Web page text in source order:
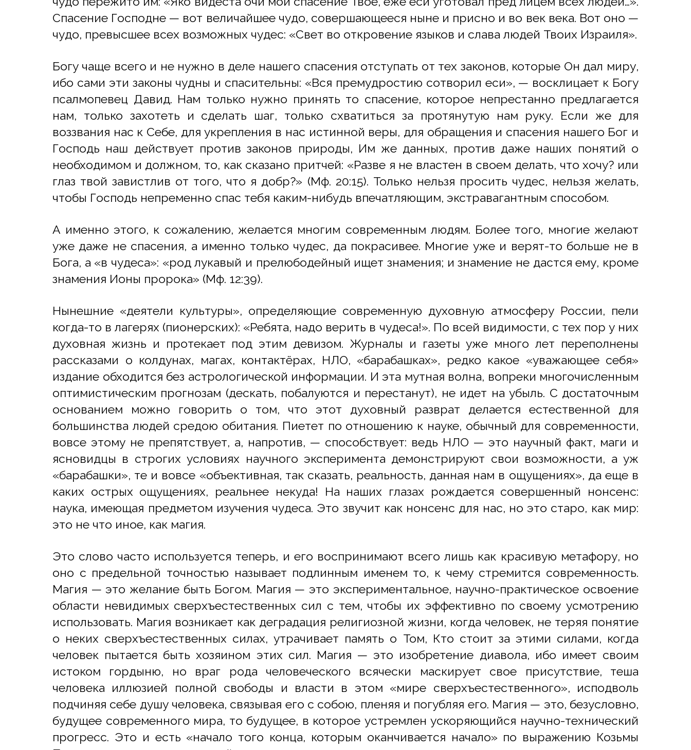
Спасение Господне — вот величайшее чудо, совершающееся ныне и присно и во век века. Вот оно —
чудо, превысшее всех возможных чудес: «Свет во откровение языков и слава людей Твоих Израиля».
Богу чаще всего и не нужно в деле нашего спасения отступать от тех законов, которые Он дал миру,
ибо сами эти законы чудны и спасительны: «Вся премудростию сотворил еси», — восклицает к Богу
псалмопевец Давид. Нам только нужно принять то спасение, которое непрестанно предлагается
нам, только захотеть и сделать шаг, только схватиться за протянутую нам руку. Если же для
воззвания нас к Себе, для укрепления в нас истинной веры, для обращения и спасения нашего Бог и
Господь наш действует против законов природы, Им же данных, против даже наших понятий о
необходимом и должном, то, как сказано притчей: «Разве я не властен в своем делать, что хочу? или
глаз твой завистлив от того, что я добр?» (Мф. 20:15). Только нельзя просить чудес, нельзя желать,
чтобы Господь непременно спас тебя каким-нибудь впечатляющим, экстравагантным способом.
А именно этого, к сожалению, желается многим современным людям. Более того, многие желают
уже даже не спасения, а именно только чудес, да покрасивее. Многие уже и верят-то больше не в
Бога, а «в чудеса»: «род лукавый и прелюбодейный ищет знамения; и знамение не дастся ему, кроме
знамения Ионы пророка» (Мф. 12:39).
Нынешние «деятели культуры», определяющие современную духовную атмосферу России, пели
когда-то в лагерях (пионерских): «Ребята, надо верить в чудеса!». По всей видимости, с тех пор у них
духовная жизнь и протекает под этим девизом. Журналы и газеты уже много лет переполнены
рассказами о колдунах, магах, контактёрах, НЛО, «барабашках», редко какое «уважающее себя»
издание обходится без астрологической информации. И эта мутная волна, вопреки многочисленным
оптимистическим прогнозам (дескать, побалуются и перестанут), не идет на убыль. С достаточным
основанием можно говорить о том, что этот духовный разврат делается естественной для
большинства людей средою обитания. Пиетет по отношению к науке, обычный для современности,
вовсе этому не препятствует, а, напротив, — способствует: ведь НЛО — это научный факт, маги и
ясновидцы в строгих условиях научного эксперимента демонстрируют свои возможности, а уж
«барабашки», те и вовсе «объективная, так сказать, реальность, данная нам в ощущениях», да еще в
каких острых ощущениях, реальнее некуда! На наших глазах рождается совершенный нонсенс:
наука, имеющая предметом изучения чудеса. Это звучит как нонсенс для нас, но это старо, как мир:
это не что иное, как магия.
Это слово часто используется теперь, и его воспринимают всего лишь как красивую метафору, но
оно с предельной точностью называет подлинным именем то, к чему стремится современность.
Магия — это желание быть Богом. Магия — это экспериментальное, научно-практическое освоение
области невидимых сверхъестественных сил с тем, чтобы их эффективно по своему усмотрению
использовать. Магия возникает как деградация религиозной жизни, когда человек, не теряя понятие
о неких сверхъестественных силах, утрачивает память о Том, Кто стоит за этими силами, когда
человек пытается быть хозяином этих сил. Магия — это изобретение диавола, ибо имеет своим
истоком гордыню, но враг рода человеческого всячески маскирует свое присутствие, теша
человека иллюзией полной свободы и власти в этом «мире сверхъестественного», исподволь
подчиняя себе душу человека, связывая его с собою, пленяя и погубляя его. Магия — это, безусловно,
будущее современного мира, то будущее, в которое устремлен ускоряющийся научно-технический
прогресс. Это и есть «начало того конца, которым оканчивается начало» по выражению Козьмы